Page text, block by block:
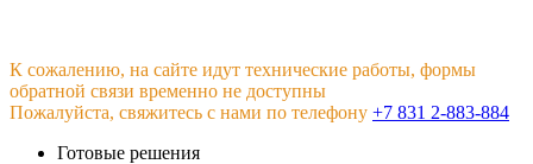
К сожалению, на сайте идут технические работы, формы
обратной связи временно не доступны
Пожалуйста, свяжитесь с нами по телефону +7 831 2-883-884
Готовые решения